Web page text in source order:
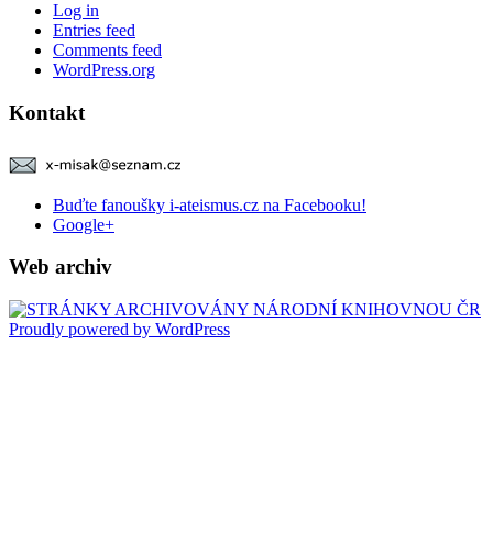
Log in
Entries feed
Comments feed
WordPress.org
Kontakt
Buďte fanoušky i-ateismus.cz na Facebooku!
Google+
Web archiv
Proudly powered by WordPress